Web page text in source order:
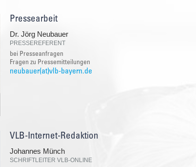
Pressearbeit
Dr. Jörg Neubauer
PRESSEREFERENT
bei Presseanfragen
Fragen zu Pressemitteilungen
neubauer(at)vlb-bayern.de
VLB-Internet-Redaktion
Johannes Münch
SCHRIFTLEITER VLB-ONLINE